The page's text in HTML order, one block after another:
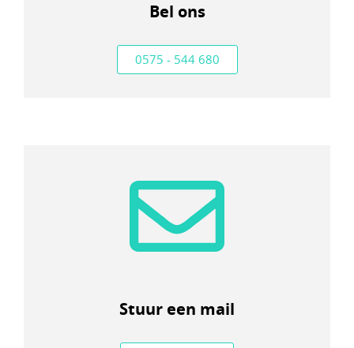
Bel ons
0575 - 544 680
Stuur een mail